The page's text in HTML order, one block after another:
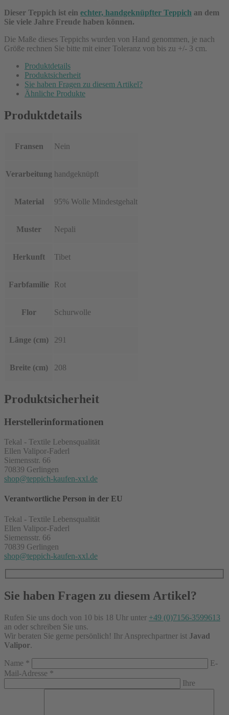
Dieser Teppich ist ein echter, handgeknüpfter Teppich an dem
Sie viele Jahre Freude haben können.
Die Maße dieses Teppichs wurden von Hand genommen, je nach
Größe rechnen Sie bitte mit einer Toleranz von bis zu +/- 3 cm.
Produktdetails
Produktsicherheit
Sie haben Fragen zu diesem Artikel?
Ähnliche Produkte
Produktdetails
Fransen Nein
Verarbeitung handgeknüpft
Material 95% Wolle Mindestgehalt
Muster Nepali
Herkunft Tibet
Farbfamilie Rot
Flor Schurwolle
Länge (cm) 291
Breite (cm) 208
Produktsicherheit
Herstellerinformationen
Tekal - Textile Lebensqualität
Ellen Valipor-Faderl
Siemensstr. 66
70839 Gerlingen
shop@teppich-kaufen-xxl.de
Verantwortliche Person in der EU
Tekal - Textile Lebensqualität
Ellen Valipor-Faderl
Siemensstr. 66
70839 Gerlingen
shop@teppich-kaufen-xxl.de
Sie haben Fragen zu diesem Artikel?
Rufen Sie uns doch von 10 bis 18 Uhr unter +49 (0)7156-3599613
an oder schreiben Sie uns.
Wir beraten Sie gerne persönlich! Ihr Ansprechpartner ist Javad
Valipor.
Name *
E-
Mail-Adresse *
Ihre